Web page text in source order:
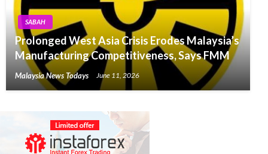
SABAH
Prolonged West Asia Crisis Erodes Malaysia’s
Manufacturing Competitiveness, Says FMM
Malaysia News Todays June 11, 2026